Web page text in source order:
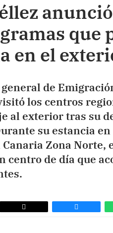
que
en el
de
los centros
al exterior tras su
su estancia
Zona Norte,
centro de día que